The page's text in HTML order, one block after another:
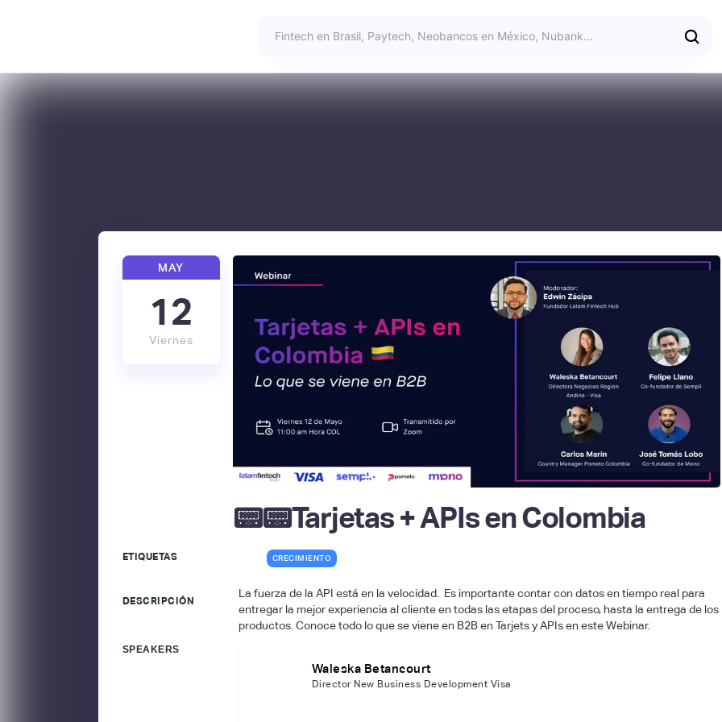
MAY
12
Viernes
📟 📟 Tarjetas + APIs en Colombia
ETIQUETAS CRECIMIENTO
DESCRIPCIÓN
La fuerza de la API está en la velocidad. Es importante contar con datos en tiempo real para
entregar la mejor experiencia al cliente en todas las etapas del proceso, hasta la entrega de los
productos. Conoce todo lo que se viene en B2B en Tarjets y APIs en este Webinar.
SPEAKERS
Waleska Betancourt
Director New Business Development Visa